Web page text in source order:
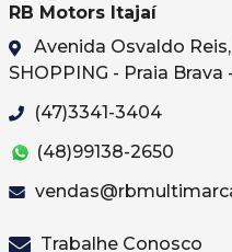
RB Motors Itajaí
Avenida Osvaldo
SHOPPING - Praia
(47)3341-3404
(48)99138-2650
Trabalhe Conosco